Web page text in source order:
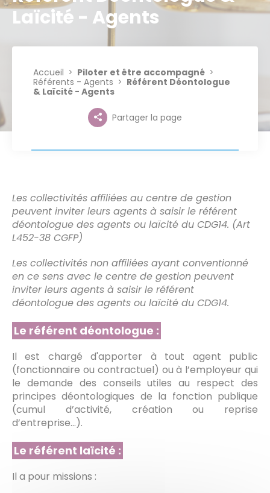
Laïcité - Agents
Accueil
Piloter et être accompagné
Référents - Agents
Référent Déontologue
& Laïcité - Agents
Partager la page
Les collectivités affiliées au centre de gestion
peuvent inviter leurs agents à saisir le référent
déontologue des agents ou laïcité du CDG14. (Art
L452-38 CGFP)
Les collectivités non affiliées ayant conventionné
en ce sens avec le centre de gestion peuvent
inviter leurs agents à saisir le référent
déontologue des agents ou laïcité du CDG14.
Le référent déontologue :
Il est chargé d'apporter à tout agent public
(fonctionnaire ou contractuel) ou à l’employeur qui
le demande des conseils utiles au respect des
principes déontologiques de la fonction publique
(cumul d’activité, création ou reprise
d’entreprise…).
Le référent laïcité :
Il a pour missions :